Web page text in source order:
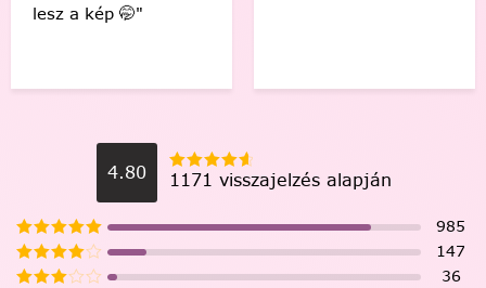
lesz a kép 🤭"
4.80 1171 visszajelzés alapján
985
147
36